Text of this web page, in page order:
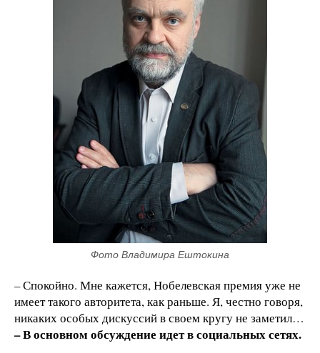
Фото Владимира Ештокина
– Спокойно. Мне кажется, Нобелевская премия уже не
имеет такого авторитета, как раньше. Я, честно говоря,
никаких особых дискуссий в своем кругу не заметил…
– В основном обсуждение идет в социальных сетях.